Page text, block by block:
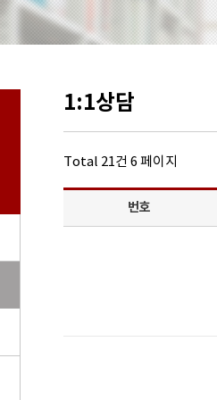
1:1상담
Total 21건 6 페이지
번호